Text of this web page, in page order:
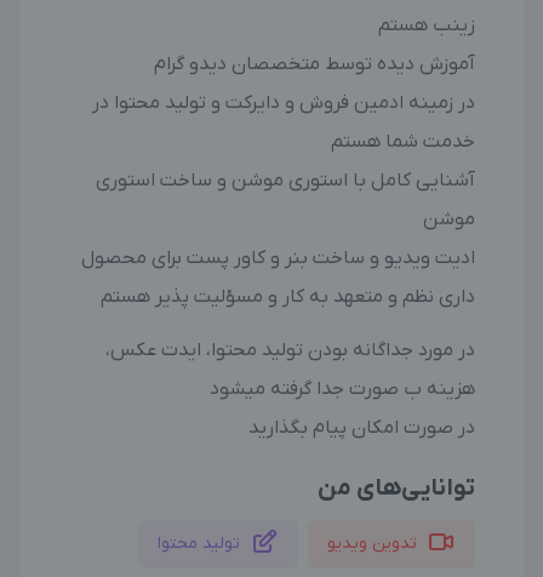
زینب هستم
آموزش دیده توسط متخصصان دیدو گرام
در زمینه ادمین فروش و دایرکت و تولید محتوا در
خدمت شما هستم
آشنایی کامل با استوری موشن و ساخت استوری
موشن
ادیت ویدیو و ساخت بنر و کاور پست برای محصول
داری نظم و متعهد به کار و مسؤلیت پذیر هستم
در مورد جداگانه بودن تولید محتوا، ایدت عکس،
هزینه ب صورت جدا گرفته میشود
در صورت امکان پیام بگذارید
توانایی‌های من
تدوین ویدیو تولید محتوا